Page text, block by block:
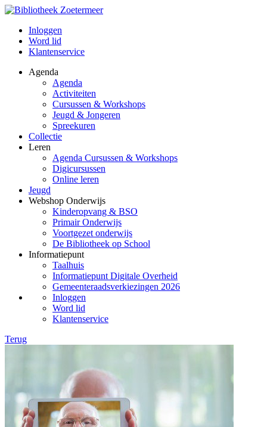
Inloggen
Word lid
Klantenservice
Agenda
Agenda
Activiteiten
Cursussen & Workshops
Jeugd & Jongeren
Spreekuren
Collectie
Leren
Agenda Cursussen & Workshops
Digicursussen
Online leren
Jeugd
Webshop Onderwijs
Kinderopvang & BSO
Primair Onderwijs
Voortgezet onderwijs
De Bibliotheek op School
Informatiepunt
Taalhuis
Informatiepunt Digitale Overheid
Gemeenteraadsverkiezingen 2026
Inloggen
Word lid
Klantenservice
Terug